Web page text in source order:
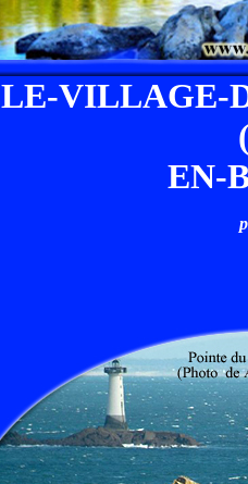
LE-VILLAGE-
EN-